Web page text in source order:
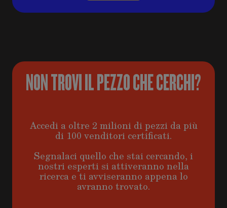
NON TROVI IL PEZZO CHE CERCHI?
Accedi a oltre 2 milioni di pezzi da più
di 100 venditori certificati.
Segnalaci quello che stai cercando, i
nostri esperti si attiveranno nella
ricerca e ti avviseranno appena lo
avranno trovato.